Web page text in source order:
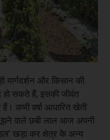
मार्गदर्शन और किसान की
हो सकते हैं, इसकी जीवंत
कभी वर्षा आधारित खेती
वाले छबी लाल आज अपनी
खड़ा कर क्षेत्र के अन्य